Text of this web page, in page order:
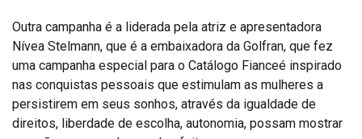
Outra campanha é a liderada pela atriz e apresentadora
Nívea Stelmann, que é a embaixadora da Golfran, que fez
uma campanha especial para o Catálogo Fianceé inspirado
nas conquistas pessoais que estimulam as mulheres a
persistirem em seus sonhos, através da igualdade de
direitos, liberdade de escolha, autonomia, possam mostrar